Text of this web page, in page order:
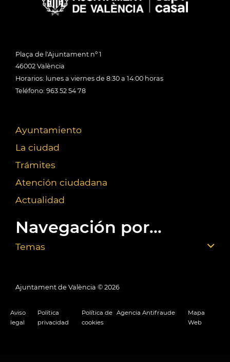
Plaça de l'Ajuntament nº 1
46002 València
Horarios: lunes a viernes de 8:30 a 14:00 horas
Teléfono: 963 52 54 78
Ayuntamiento
La ciudad
Trámites
Atención ciudadana
Actualidad
Navegación por...
Temas
Ajuntament de València © 2026
Aviso
legal
Política
privacidad
Política de
cookies
Agencia Antifraude
Mapa
Web